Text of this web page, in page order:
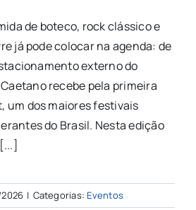
de boteco, rock clássico e
já pode colocar na agenda: de
externo do
recebe pela primeira
um dos maiores festivais
do Brasil. Nesta edição
| Categorias:Eventos